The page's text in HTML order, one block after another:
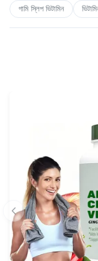
গামি স্লিপ ভিটামিন